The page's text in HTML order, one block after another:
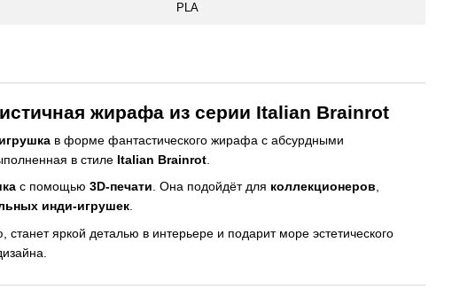
PLA
жирафа из серии Italian Brainrot
в форме фантастического жирафа с абсурдными
в стиле Italian Brainrot.
с помощью 3D-печати. Она подойдёт для коллекционеров,
инди-игрушек.
яркой деталью в интерьере и подарит море эстетического